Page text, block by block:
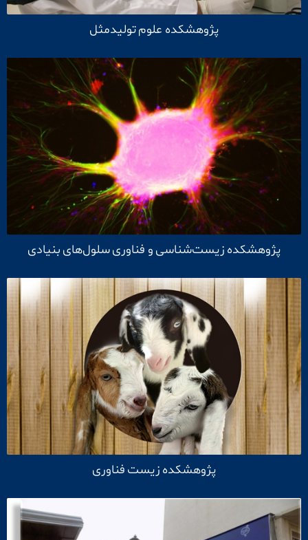
پژوهشکده علوم تولیدمثل
پژوهشکده زیست‌شناسی و فناوری سلول‌های بنیادی
پژوهشکده زیست فناوری